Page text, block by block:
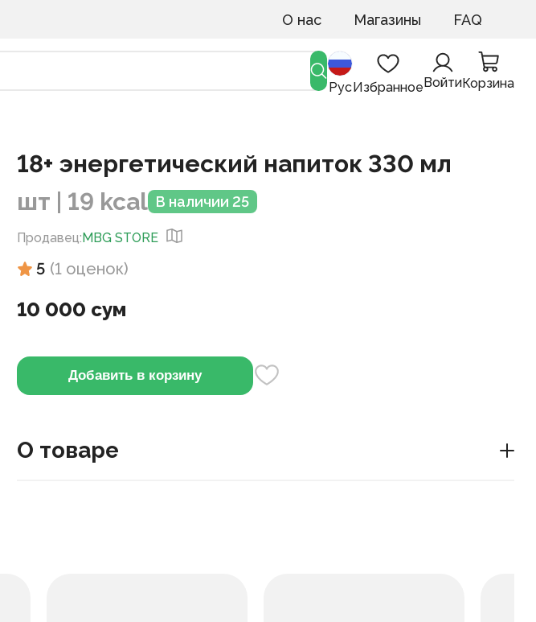
О нас Магазины FAQ
РусИзбранноеВойтиКорзина
18+ энергетический напиток 330 мл
шт | 19 kcal В наличии 25
Продавец:MBG STORE
5 (1 оценок)
10 000 сум
Добавить в корзину
О товаре